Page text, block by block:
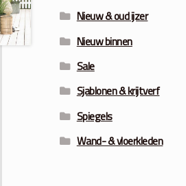
Nieuw & oud ijzer
Nieuw binnen
Sale
Sjablonen & krijtverf
Spiegels
Wand- & vloerkleden